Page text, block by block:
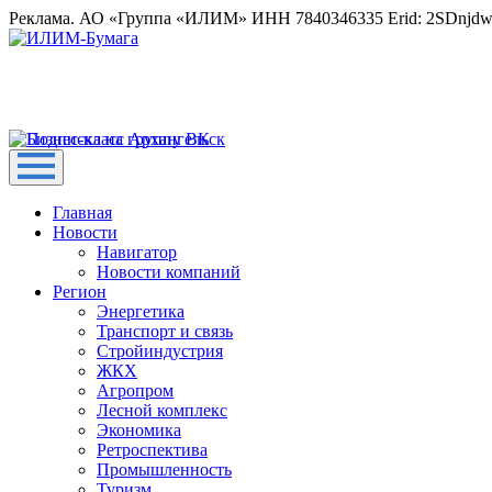
Реклама. АО «Группа «ИЛИМ» ИНН 7840346335 Erid:
Главная
Новости
Навигатор
Новости компаний
Регион
Энергетика
Транспорт и связь
Стройиндустрия
ЖКХ
Агропром
Лесной комплекс
Экономика
Ретроспектива
Промышленность